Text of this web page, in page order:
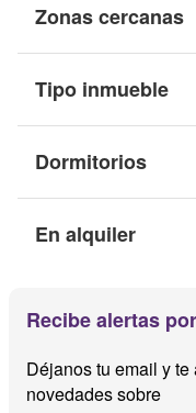
Zonas cercanas
Tipo inmueble
Dormitorios
En alquiler
Recibe alertas
Déjanos tu email y
novedades sobre